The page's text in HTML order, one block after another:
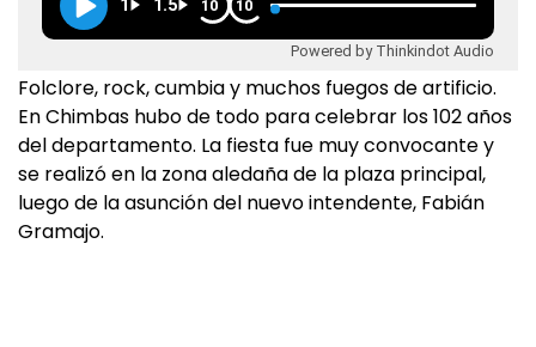
1 1.5 10 10
Powered by Thinkindot Audio
Folclore, rock, cumbia y muchos fuegos de artificio.
En Chimbas hubo de todo para celebrar los 102 años
del departamento. La fiesta fue muy convocante y
se realizó en la zona aledaña de la plaza principal,
luego de la asunción del nuevo intendente, Fabián
Gramajo.